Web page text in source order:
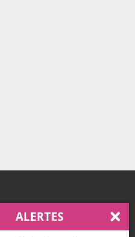
ALERTES